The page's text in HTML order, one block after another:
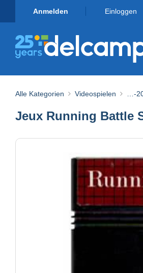
Anmelden Einloggen
Alle Kategorien Videospielen …-
Jeux Running Battle